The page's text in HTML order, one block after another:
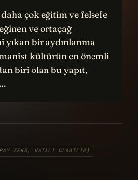
çok eğitim ve felsefe
ve ortaçağ
yıkan bir aydınlanma
kültürün en önemli
biri olan bu yapıt,
ZEKÂ, HATALI OLABILIR)